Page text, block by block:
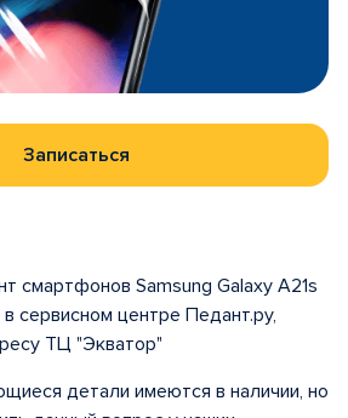
Записаться
смартфонов Samsung Galaxy A21s
сервисном центре Педант.ру,
ТЦ "Экватор"
детали имеются в наличии, но